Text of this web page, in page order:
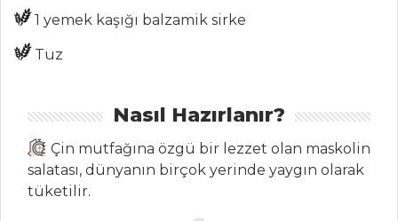
KEK
Pasta ve Tatlılar
Naneli Ayran
1 yemek kaşığı balzamik sirke
Tuz
Nasıl Hazırlanır?
Çin mutfağına özgü bir lezzet olan maskolin
salatası, dünyanın birçok yerinde yaygın olarak
tüketilir.